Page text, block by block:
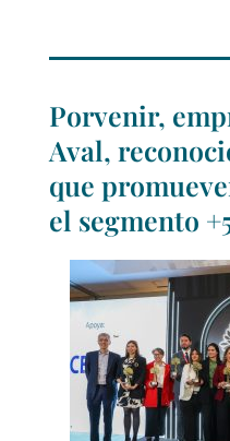
Porvenir,
Aval,
que
el segmento